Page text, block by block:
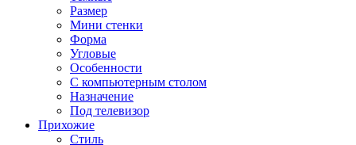
Размер
Мини стенки
Форма
Угловые
Особенности
С компьютерным столом
Назначение
Под телевизор
Прихожие
Стиль